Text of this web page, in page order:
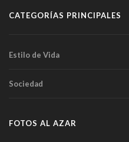
CATEGORÍAS PRINCIPALES
Estilo de Vida
Sociedad
FOTOS AL AZAR